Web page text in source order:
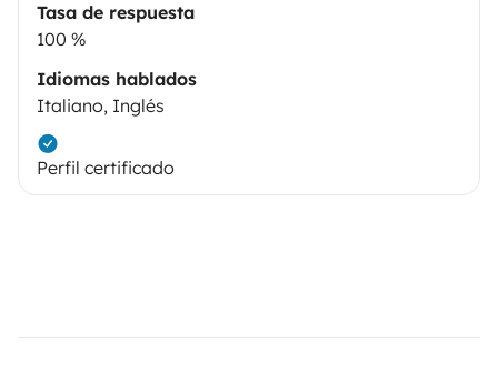
Tasa de respuesta
100 %
Idiomas hablados
Italiano, Inglés
Perfil certificado